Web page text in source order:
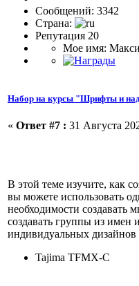
Сообщений: 3342
Страна:
Репутация 20
Мое имя:
Набор на курсы "Шрифты и
« Ответ #7 : 31 Августа
В этой теме изучите, как
вы можете использовать
необходимости создавать
создавать группы из имен
индивидуальных
Tajima TFMX-C